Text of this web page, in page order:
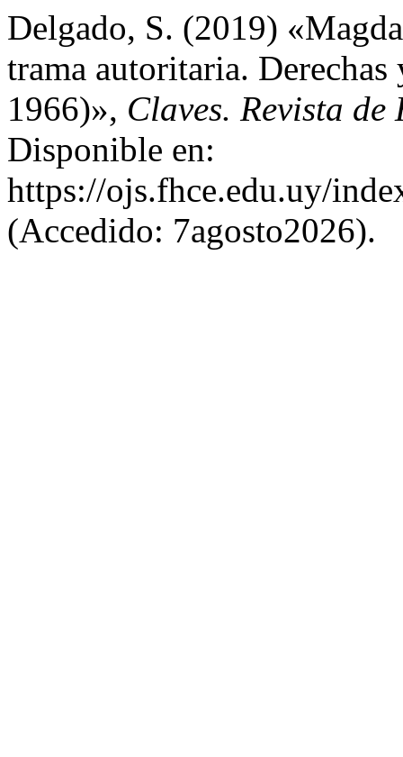
Delgado, S. (2019)
trama autoritaria.
1966)», Claves. Revista
Disponible en:
https://ojs.fhce.edu.uy/
(Accedido: 7agosto2026).